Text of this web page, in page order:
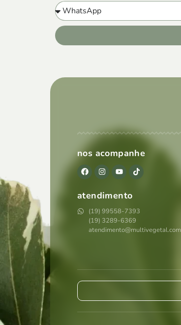
nos acompanhe
atendimento
(19) 99558-7393
(19) 3289-6369
atendimento@multivegetal.com